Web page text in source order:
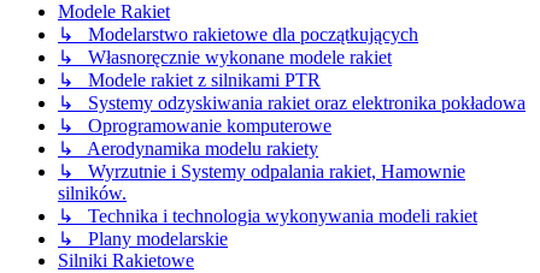
Modele Rakiet
↳ Modelarstwo rakietowe dla początkujących
↳ Własnoręcznie wykonane modele rakiet
↳ Modele rakiet z silnikami PTR
↳ Systemy odzyskiwania rakiet oraz elektronika pokładowa
↳ Oprogramowanie komputerowe
↳ Aerodynamika modelu rakiety
↳ Wyrzutnie i Systemy odpalania rakiet, Hamownie
silników.
↳ Technika i technologia wykonywania modeli rakiet
↳ Plany modelarskie
Silniki Rakietowe